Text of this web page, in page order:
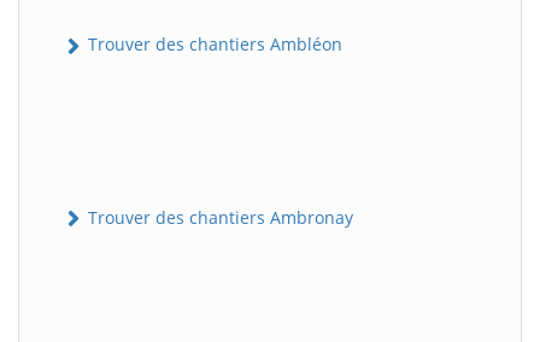
Trouver des chantiers Ambléon
Trouver des chantiers Ambronay